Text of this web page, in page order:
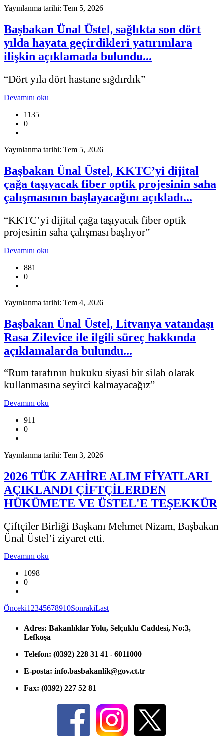
Yayınlanma tarihi: Tem 5, 2026
Başbakan Ünal Üstel, sağlıkta son dört
yılda hayata geçirdikleri yatırımlara
ilişkin açıklamada bulundu...
“Dört yıla dört hastane sığdırdık”
Devamını oku
1135
0
Yayınlanma tarihi: Tem 5, 2026
Başbakan Ünal Üstel, KKTC’yi dijital
çağa taşıyacak fiber optik projesinin saha
çalışmasının başlayacağını açıkladı...
“KKTC’yi dijital çağa taşıyacak fiber optik
projesinin saha çalışması başlıyor”
Devamını oku
881
0
Yayınlanma tarihi: Tem 4, 2026
Başbakan Ünal Üstel, Litvanya vatandaşı
Rasa Zilevice ile ilgili süreç hakkında
açıklamalarda bulundu...
“Rum tarafının hukuku siyasi bir silah olarak
kullanmasına seyirci kalmayacağız”
Devamını oku
911
0
Yayınlanma tarihi: Tem 3, 2026
2026 TÜK ZAHİRE ALIM FİYATLARI
AÇIKLANDI ÇİFTÇİLERDEN
HÜKÜMETE VE ÜSTEL'E TEŞEKKÜR
Çiftçiler Birliği Başkanı Mehmet Nizam, Başbakan
Ünal Üstel’i ziyaret etti.
Devamını oku
1098
0
Önceki1 2345678910SonrakiLast
Adres: Bakanlıklar Yolu, Selçuklu Caddesi, No:3,
Lefkoşa
Telefon: (0392) 228 31 41 - 6011000
E-posta: info.basbakanlik@gov.ct.tr
Fax: (0392) 227 52 81